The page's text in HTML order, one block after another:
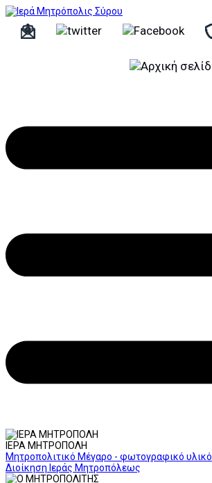
ΙΕΡΑ ΜΗΤΡΟΠΟΛΗ
Μητροπολιτικό Μέγαρο - φωτογραφικό υλικό
Διοίκηση Ιεράς Μητροπόλεως